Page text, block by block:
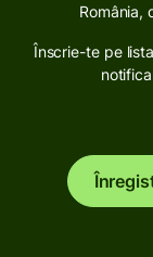
România,
Înscrie-te pe